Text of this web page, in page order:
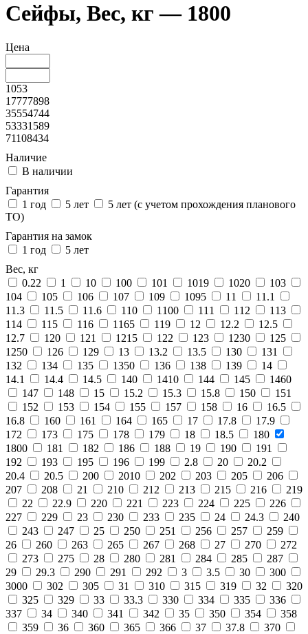
Сейфы, Вес, кг — 1800
Цена
1053
17777898
35554744
53331589
71108434
Наличие
В наличии
Гарантия
1 год
5 лет
5 лет (с учетом прохождения планового
ТО)
Гарантия на замок
1 год
5 лет
Вес, кг
0.22
1 10 100 101 1019 1020
103
104
105 106 107 109 1095 11
11.1
11.3
11.5 11.6 110 1100 111 112
113
114
115 116 1165 119 12 12.2
12.5
12.7
120 121 1215 122 123 1230
125
1250
126 129 13 13.2 13.5 130
131
132
134 135 1350 136 138 139
14
14.1
14.4 14.5 140 1410 144 145
1460
147
148 15 15.2 15.3 15.8 150
151
152
153 154 155 157 158 16
16.5
16.8
160 161 164 165 17 17.8
17.9
172
173 175 178 179 18 18.5
180
1800
181 182 186 188 19 190
191
192
193 195 196 199 2.8 20
20.2
20.4
20.5 200 2010 202 203 205
206
207
208 21 210 212 213 215 216
219
22
22.9 220 221 223 224 225
226
227
229 23 230 233 235 24 24.3
240
243
247 25 250 251 256 257
259
26
260 263 265 267 268 27 270
272
273
275 28 280 281 284 285
287
29
29.3 290 291 292 3 3.5 30
300
3000
302 305 31 310 315 319 32
320
325
329 33 33.3 330 334 335
336
337
34 340 341 342 35 350 354
358
359
36 360 365 366 37 37.8
370